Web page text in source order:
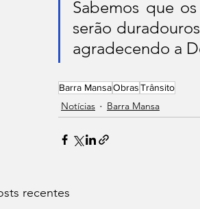
Sabemos que
serão
agradecendo a
Barra MansaObrasTrânsito
Notícias Barra Mansa
recentes